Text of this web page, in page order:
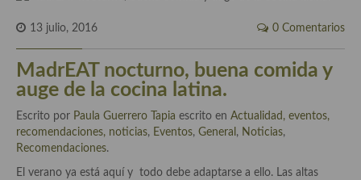
Flores en la cocina recetas
Técnicas de emplatado
El mundo del vino y las bebidas
Tiendas especiales
En la mesa: menaje, vajilla, técnicas de emplatado, decoración
Especias, hierbas, condimentos, espesantes y aditivos
13 julio, 2016 0 Comentarios
MadrEAT nocturno, buena comida y
auge de la cocina latina.
Escrito por Paula Guerrero Tapia escrito en Actualidad, eventos,
recomendaciones, noticias, Eventos, General , Noticias,
Recomendaciones.
El verano ya está aquí y todo debe adaptarse a ello. Las altas